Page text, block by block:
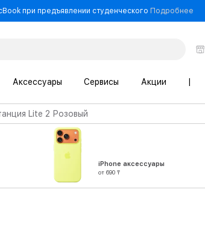
при предъявлении студенческого Подробнее
Аксессуары Сервисы Акции
Lite 2 Розовый
iPhone аксессуары
от 690 ₸